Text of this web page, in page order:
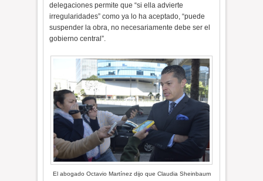
delegaciones permite que “si ella advierte
irregularidades” como ya lo ha aceptado, “puede
suspender la obra, no necesariamente debe ser el
gobierno central”.
El abogado Octavio Martínez dijo que Claudia Sheinbaum